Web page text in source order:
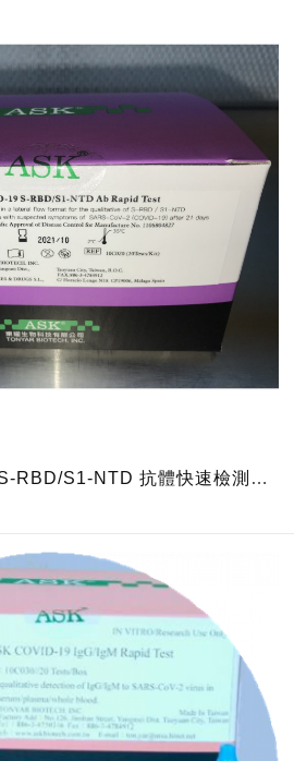
RBD/S1-NTD 抗體快速檢測試